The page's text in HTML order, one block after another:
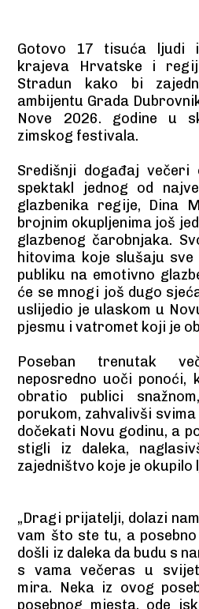
Gotovo 17 tisuća ljudi
krajeva Hrvatske i
Stradun kako bi
ambijentu Grada
Nove 2026. godine u
zimskog festivala.
Središnji događaj večeri
spektakl jednog od
glazbenika regije, Dina
brojnim okupljenima još
glazbenog čarobnjaka.
hitovima koje slušaju
publiku na emotivno
će se mnogi još dugo
uslijedio je ulaskom u
pjesmu i vatromet koji je
Poseban trenutak
neposredno uoči ponoći,
obratio publici
porukom, zahvalivši
dočekati Novu godinu, a
stigli iz daleka,
zajedništvo koje je okupilo
„Dragi prijatelji, dolazi
vam što ste tu, a
došli iz daleka da budu s
s vama večeras u
mira. Neka iz ovog
posebnog mjesta, ode